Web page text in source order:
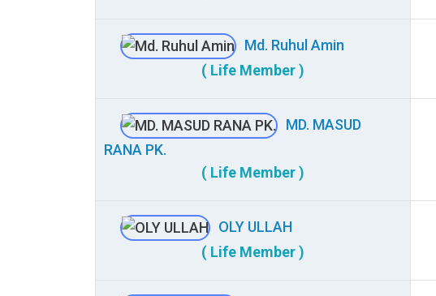
Md. Ruhul Amin
( Life Member )
MD. MASUD
RANA PK.
( Life Member )
OLY ULLAH
( Life Member )